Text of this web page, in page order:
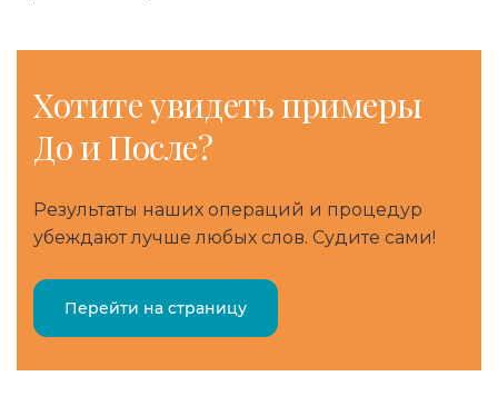
Хотитеувидеть примеры
До и После?
Результаты наших операций и процедур
убеждают лучше любых слов. Судите сами!
Перейти на страницу